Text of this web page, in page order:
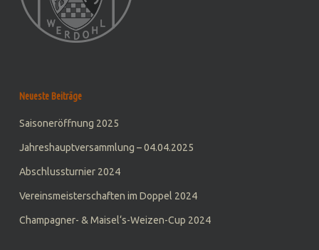
Neueste Beiträge
Saisoneröffnung 2025
Jahreshauptversammlung – 04.04.2025
Abschlussturnier 2024
Vereinsmeisterschaften im Doppel 2024
Champagner- & Maisel‘s-Weizen-Cup 2024